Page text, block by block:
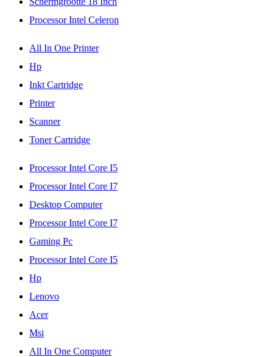
Processor Intel Celeron
All In One Printer
Hp
Inkt Cartridge
Printer
Scanner
Toner Cartridge
Processor Intel Core I5
Processor Intel Core I7
Desktop Computer
Processor Intel Core I7
Gaming Pc
Processor Intel Core I5
Hp
Lenovo
Acer
Msi
All In One Computer